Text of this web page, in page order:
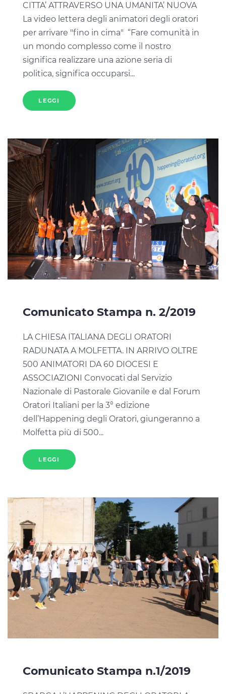
CITTA’ ATTRAVERSO UNA UMANITA’ NUOVA
La video lettera degli animatori degli oratori
per arrivare "fino in cima" “Fare comunità in
un mondo complesso come il nostro
significa realizzare una azione seria di
politica, significa occuparsi...
LEGGI
Comunicato Stampa n. 2/2019
LA CHIESA ITALIANA DEGLI ORATORI
RADUNATA A MOLFETTA. IN ARRIVO OLTRE
500 ANIMATORI DA 60 DIOCESI E
ASSOCIAZIONI Convocati dal Servizio
Nazionale di Pastorale Giovanile e dal Forum
Oratori Italiani per la 3° edizione
dell’Happening degli Oratori, giungeranno a
Molfetta più di 500...
LEGGI
Comunicato Stampa n.1/2019